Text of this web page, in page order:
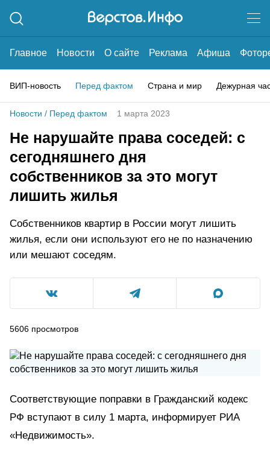
Главное Новости О сайте Реклама Афиша
ВИП-новость Перед фактом Страна и мир Дежурная
Новости / Перед фактом 1 марта 2023
Не нарушайте права соседей: с
сегодняшнего дня
собственников за это могут
лишить жилья
Собственников квартир в России могут лишить
жилья, если они используют его не по назначению
или мешают соседям.
5606 просмотров
Соответствующие поправки в Гражданский кодекс
РФ вступают в силу 1 марта, информирует РИА
«Недвижимость».